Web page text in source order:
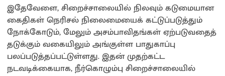
இதேவேளை, சிறைச்சாலையில் நிலவும் கடுமையான
கைதிகள் நெரிசல் நிலைமையைக் கட்டுப்படுத்தும்
நோக்கோடும், மேலும் அசம்பாவிதங்கள் ஏற்படுவதைத்
தடுக்கும் வகையிலும் அங்குள்ள பாதுகாப்பு
பலப்படுத்தப்பட்டுள்ளது. இதன் முதற்கட்ட
நடவடிக்கையாக, நீர்கொழும்பு சிறைச்சாலையில்